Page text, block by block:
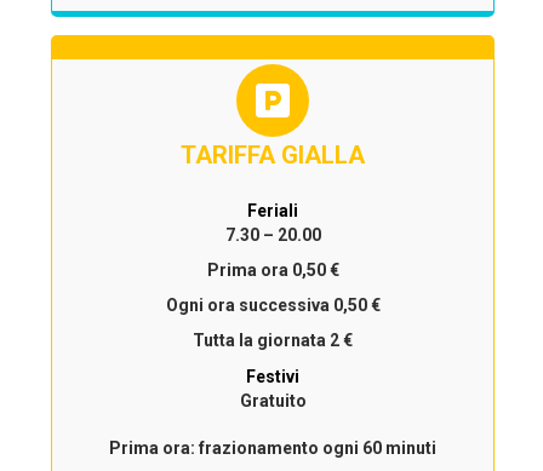
TARIFFA GIALLA
Feriali
7.30 – 20.00
Prima ora 0,50 €
Ogni ora successiva 0,50 €
Tutta la giornata 2 €
Festivi
Gratuito
Prima ora: frazionamento ogni 60 minuti